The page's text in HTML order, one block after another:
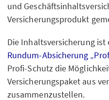
und
Versicherungsprodukt
Die Inhaltsversicherung
Rundum-Absicherung
Profi-Schutz die
Versicherungspaket aus
zusammenzustellen.